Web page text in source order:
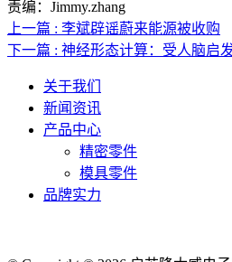
责编：Jimmy.zhang
上一篇 : 李斌辟谣蔚来能源被收购
下一篇 : 神经形态计算：受人脑启
关于我们
新闻资讯
产品中心
精密零件
模具零件
品牌实力